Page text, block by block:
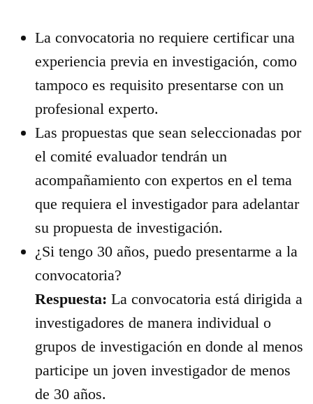
La convocatoria no requiere certificar una
experiencia previa en investigación, como
tampoco es requisito presentarse con un
profesional experto.
Las propuestas que sean seleccionadas por
el comité evaluador tendrán un
acompañamiento con expertos en el tema
que requiera el investigador para adelantar
su propuesta de investigación.
¿Si tengo 30 años, puedo presentarme a la
convocatoria?
Respuesta: La convocatoria está dirigida a
investigadores de manera individual o
grupos de investigación en donde al menos
participe un joven investigador de menos
de 30 años.